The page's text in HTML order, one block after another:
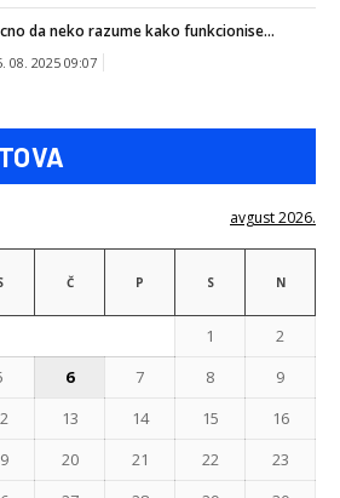
da neko razume kako funkcionise...
08. 2025 09:07
avgust 2026.
Č P S N
1
2
6 7 8
9
13 14 15
16
20 21 22
23